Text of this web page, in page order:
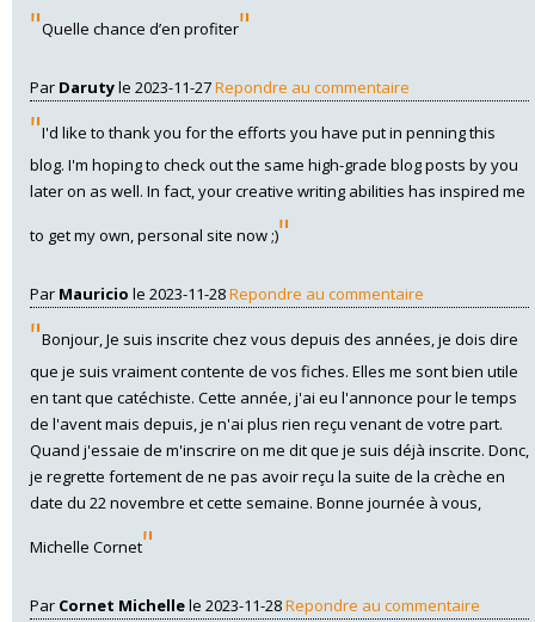
"Quelle chance d’en profiter"
Par Darutyle 2023-11-27Repondre au commentaire
"I'd like to thank you for the efforts you have put in penning this
blog. I'm hoping to check out the same high-grade blog posts by you
later on as well. In fact, your creative writing abilities has inspired me
to get my own, personal site now ;)"
Par Mauricio le 2023-11-28Repondre au commentaire
"Bonjour, Je suis inscrite chez vous depuis des années, je dois dire
que je suis vraiment contente de vos fiches. Elles me sont bien utile
en tant que catéchiste. Cette année, j'ai eu l'annonce pour le temps
de l'avent mais depuis, je n'ai plus rien reçu venant de votre part.
Quand j'essaie de m'inscrire on me dit que je suis déjà inscrite. Donc,
je regrette fortement de ne pas avoir reçu la suite de la crèche en
date du 22 novembre et cette semaine. Bonne journée à vous,
Michelle Cornet"
Par Cornet Michellele 2023-11-28Repondre au commentaire